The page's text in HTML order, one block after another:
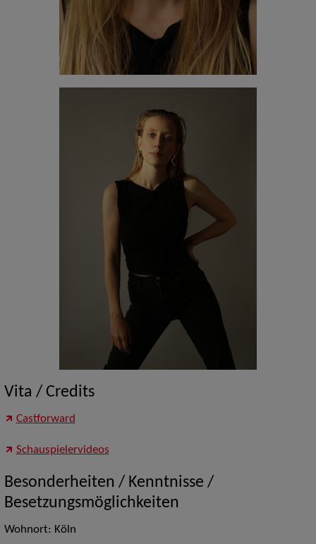
Vita / Credits
Castforward
Schauspielervideos
Besonderheiten / Kenntnisse /
Besetzungsmöglichkeiten
Wohnort: Köln